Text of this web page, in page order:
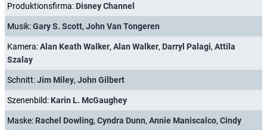
Produktionsfirma: Disney Channel
Musik:Gary S. Scott, John Van Tongeren
Kamera:Alan Keath Walker, Alan Walker, Darryl Palagi, Attila
Szalay
Schnitt:Jim Miley, John Gilbert
Szenenbild: Karin L. McGaughey
Maske: Rachel Dowling, Cyndra Dunn, Annie Maniscalco, Cindy